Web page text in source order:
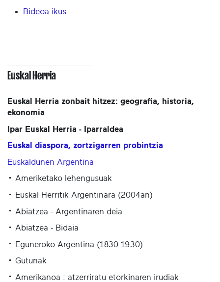
Bideoa ikus
Euskal Herria
Euskal Herria zonbait hitzez: geografia, historia,
ekonomia
Ipar Euskal Herria - Iparraldea
Euskal diaspora, zortzigarren probintzia
Euskaldunen Argentina
Ameriketako lehengusuak
Euskal Herritik Argentinara (2004an)
Abiatzea - Argentinaren deia
Abiatzea - Bidaia
Eguneroko Argentina (1830-1930)
Gutunak
Amerikanoa : atzerriratu etorkinaren irudiak